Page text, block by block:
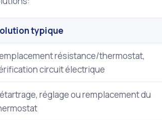
typique
résistance/thermostat,
circuit électrique
réglage ou remplacement du